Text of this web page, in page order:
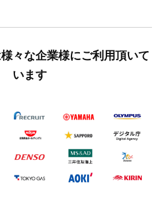
々な企業様にご利用頂いて
います